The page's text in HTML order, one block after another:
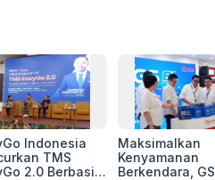
Indonesia
TMS
2.0 Berbasis
Maksimalkan
Kenyamanan
Berkendara,